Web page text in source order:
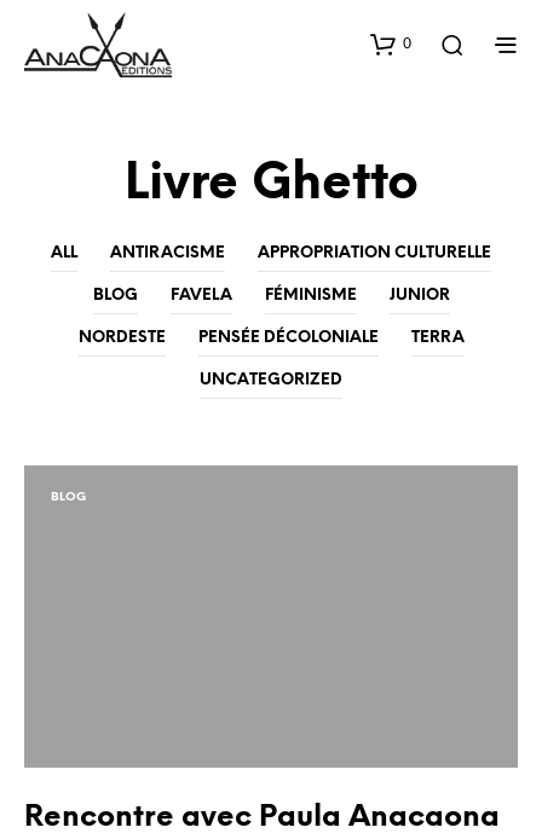
0
Livre Ghetto
ALL ANTIRACISME APPROPRIATION CULTURELLE
BLOG FAVELA FÉMINISME JUNIOR
NORDESTE PENSÉE DÉCOLONIALE TERRA
UNCATEGORIZED
BLOG
Rencontre avec Paula Anacaona